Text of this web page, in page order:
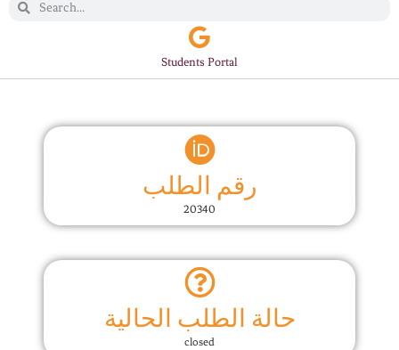
Students Portal
رقم الطلب
20340
حالة الطلب الحالية
closed